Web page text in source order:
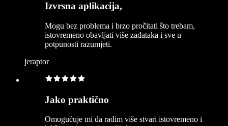
Izvrsna aplikacija,
Mogu bez problema i brzo pročitati što trebam,
istovremeno obavljati više zadataka i sve u
potpunosti razumjeti.
jeraptor
Jako praktično
Omogućuje mi da radim više stvari istovremeno i